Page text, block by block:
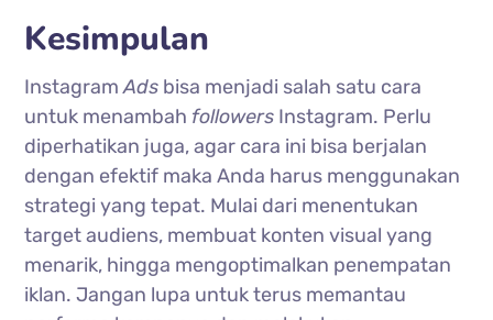
Kesimpulan
InstagramAds bisa menjadi salah satu cara
untuk menambah followers Instagram. Perlu
diperhatikan juga, agar cara ini bisa berjalan
dengan efektif maka Anda harus menggunakan
strategi yang tepat. Mulai dari menentukan
target audiens, membuat konten visual yang
menarik, hingga mengoptimalkan penempatan
iklan. Jangan lupa untuk terus memantau